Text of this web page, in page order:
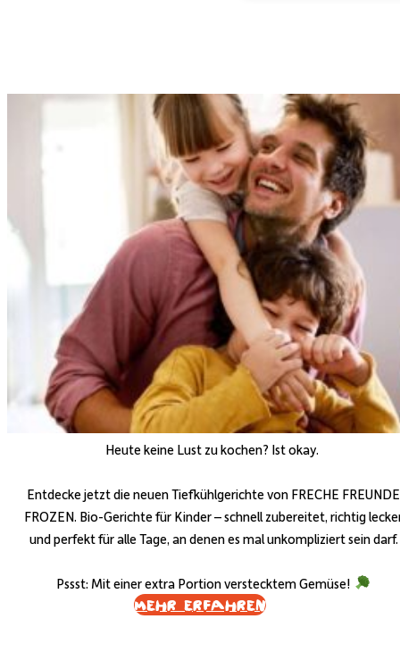
Heute keine Lust zu kochen? Ist okay.
Entdecke jetzt die neuen Tiefkühlgerichte von FRECHE FREUNDE
FROZEN. Bio-Gerichte für Kinder – schnell zubereitet, richtig
und perfekt für alle Tage, an denen es mal unkompliziert sein darf.
Pssst: Mit einer extra Portion verstecktem Gemüse!
Mehr erfahren